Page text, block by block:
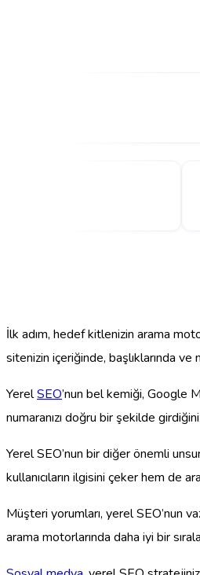
İlk adım, hedef kitlenizin arama
sitenizin içeriğinde, başlıklarında ve
YerelSEO’nun bel kemiği, Google
numaranızı doğru bir şekilde
Yerel SEO’nun bir diğer önemli
kullanıcıların ilgisini çeker hem de
Müşteri yorumları, yerel SEO’nun
arama motorlarında daha iyi bir